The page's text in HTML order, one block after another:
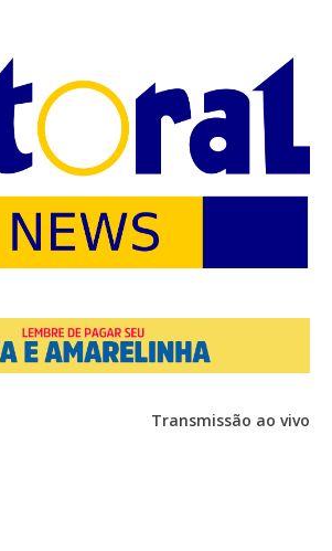
Transmissão ao vivo